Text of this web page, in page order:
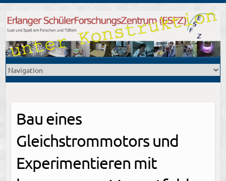
Bau eines
Gleichstrommotors und
Experimentieren mit